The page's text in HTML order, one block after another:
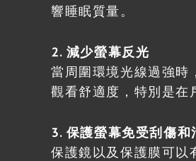
響睡眠質量。
2. 減少螢幕反光
當周圍環境光線過強時
觀看舒適度，特別是在
3. 保護螢幕免受刮傷和
保護鏡以及保護膜可以